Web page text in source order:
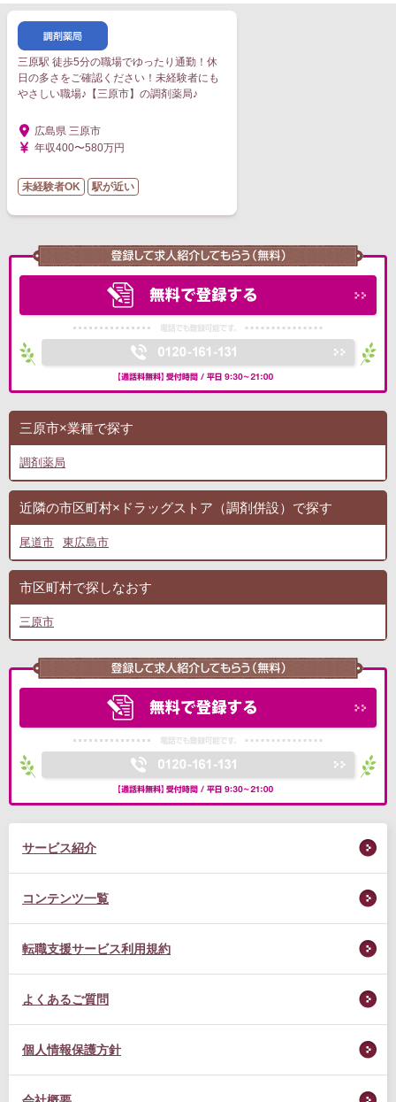
三原駅 徒歩5分の職場でゆったり通勤！休
日の多さをご確認ください！未経験者にも
やさしい職場♪【三原市】の調剤薬局♪
広島県 三原市
年収400〜580万円
未経験者OK 駅が近い
三原市×業種で探す
調剤薬局
近隣の市区町村×ドラッグストア（調剤併設）で探す
尾道市 東広島市
市区町村で探しなおす
三原市
サービス紹介
コンテンツ一覧
転職支援サービス利用規約
よくあるご質問
個人情報保護方針